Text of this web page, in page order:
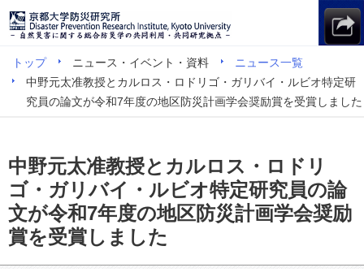
トップ ニュース・イベント・資料
ニュース一覧
中野元太准教授とカルロス・ロドリゴ・ガリバイ・ルビオ特定研
究員の論文が令和7年度の地区防災計画学会奨励賞を受賞しました
中野元太准教授とカルロス・ロドリ
ゴ・ガリバイ・ルビオ特定研究員の論
文が令和7年度の地区防災計画学会奨励
賞を受賞しました